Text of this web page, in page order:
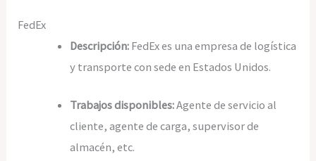
FedEx
Descripción: FedEx es una empresa de logística
y transporte con sede en Estados Unidos.
Trabajos disponibles:Agente de servicio al
cliente, agente de carga, supervisor de
almacén, etc.